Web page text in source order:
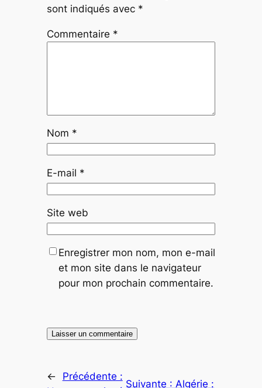
sont indiqués avec *
Commentaire *
Nom *
E-mail *
Site web
Enregistrer mon nom, mon e-mail
et mon site dans le navigateur
pour mon prochain commentaire.
←
Précédente :
Suivante :Algérie :